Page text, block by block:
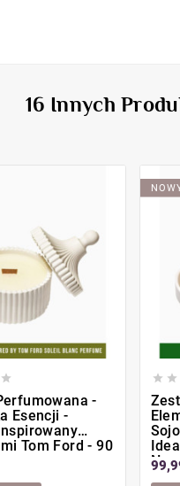
16 Innych

-
Esencji -
Tom Ford - 90
 